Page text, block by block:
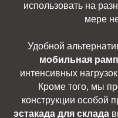
использовать на
мере
Удобной
мобильная
интенсивных
Кроме того, мы
конструкции особой
эстакада для склада